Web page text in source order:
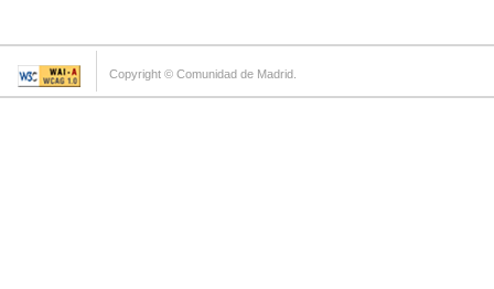
Copyright © Comunidad de Madrid.